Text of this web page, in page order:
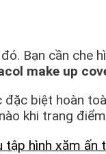
Bạn cần
make up
biệt hoàn
khi trang
tập hình xăm ấn